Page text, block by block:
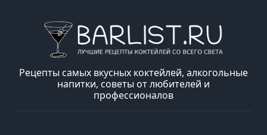
Рецепты самых вкусных коктейлей, алкогольные
напитки, советы от любителей и
профессионалов